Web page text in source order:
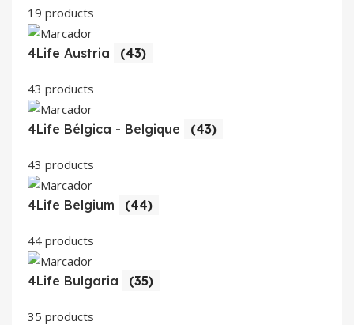
19 products
4Life Austria (43)
43 products
4Life Bélgica - Belgique (43)
43 products
4Life Belgium (44)
44 products
4Life Bulgaria (35)
35 products